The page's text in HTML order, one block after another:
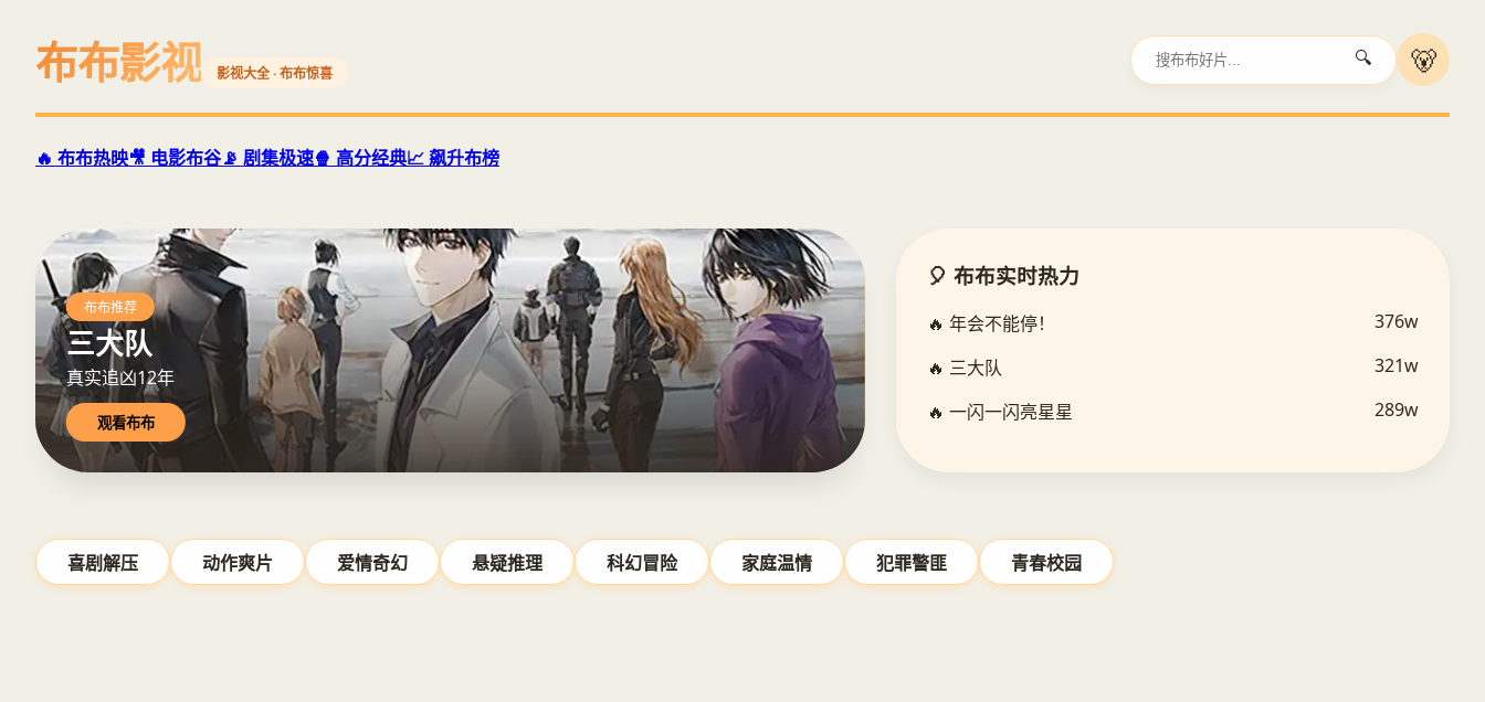
布布影视 影视大全 · 布布惊喜
🔍 🐻
🔥 布布热映🎥 电影布谷📡 剧集极速🍿 高分经典📈 飙升布榜
布布推荐
三大队
真实追凶12年
观看布布
大江大河3
拼搏的时代
观看布布
🎈 布布实时热力
🔥 年会不能停！
376w
🔥 三大队
321w
🔥 一闪一闪亮星星
289w
喜剧解压 动作爽片 爱情奇幻 悬疑推理 科幻冒险 家庭温情 犯罪警匪 青春校园